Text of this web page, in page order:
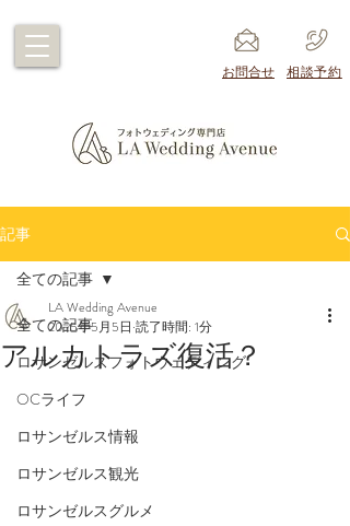
​お問合せ ​相談予約
記事
全ての記事
ロサンゼルスフォトウェディング
OCライフ
ロサンゼルス情報
ロサンゼルス観光
ロサンゼルスグルメ
全ての記事
アルカトラズ復活？
LA Wedding Avenue
2025年5月5日 読了時間: 1分